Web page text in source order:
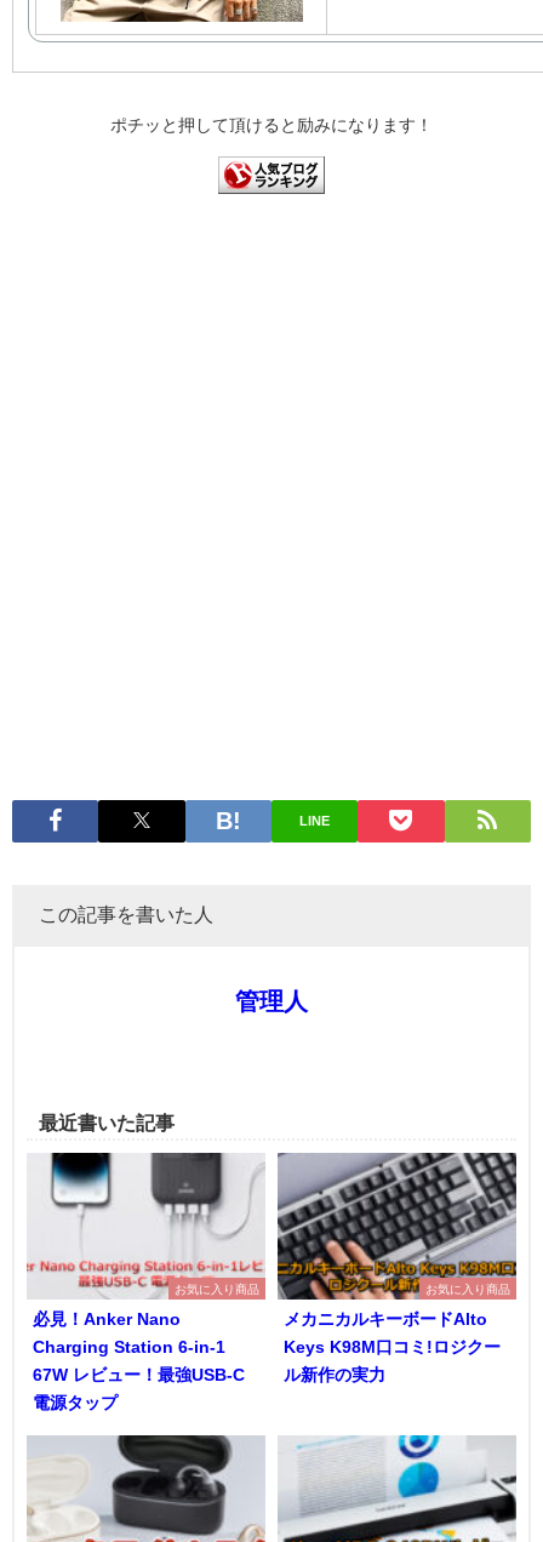
ポチッと押して頂けると励みになります！
LINE
この記事を書いた人
管理人
最近書いた記事
お気に入り商品
必見！Anker Nano
Charging Station 6-in-1
67W レビュー！最強USB-C
電源タップ
お気に入り商品
メカニカルキーボードAlto
Keys K98M口コミ!ロジクー
ル新作の実力